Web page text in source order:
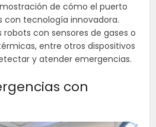
de cómo el puerto
con tecnología innovadora.
robots con sensores de gases o
entre otros dispositivos
y atender emergencias.
con